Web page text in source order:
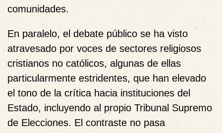
comunidades.
En paralelo, el debate público se ha visto
atravesado por voces de sectores religiosos
cristianos no católicos, algunas de ellas
particularmente estridentes, que han elevado
el tono de la crítica hacia instituciones del
Estado, incluyendo al propio Tribunal Supremo
de Elecciones. El contraste no pasa